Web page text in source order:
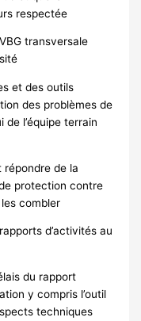
respectée
transversale
et des outils
des problèmes de
de l’équipe terrain
répondre de la
protection contre
combler
d’activités au
du rapport
y compris l’outil
techniques